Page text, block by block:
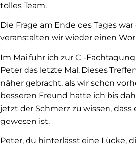
tolles Team.
Die Frage am Ende des Tages
veranstalten wir wieder einen
Im Mai fuhr ich zur CI-
Peter das letzte Mal. Dieses
näher gebracht, als wir schon
besseren Freund hatte ich bis
jetzt der Schmerz zu wissen,
gewesen ist.
Peter, du hinterlässt eine Lücke,